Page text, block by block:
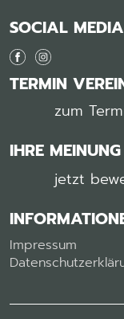
SOCIAL MEDIA
TERMIN
zum
IHRE
jetzt
Impressum